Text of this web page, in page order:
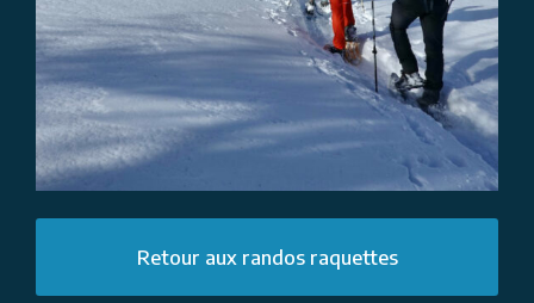
Retour aux randos raquettes